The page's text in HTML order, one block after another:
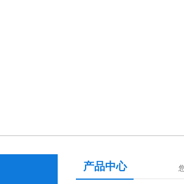
产品中心